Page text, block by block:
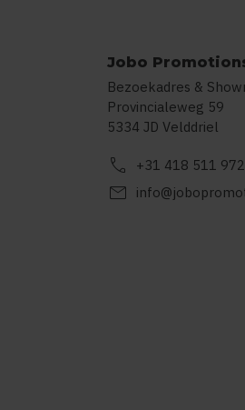
Jobo
Bezoekadres &
Provincialeweg 59
5334 JD Velddriel
call +31 418 511 972
mail